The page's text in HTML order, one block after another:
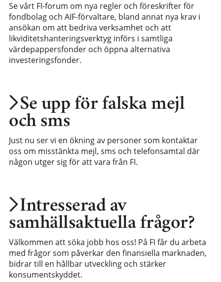
Intresserad av
samhällsaktuella frågor?
Välkommen att söka jobb hos oss! På FI får du arbeta
med frågor som påverkar den finansiella marknaden,
bidrar till en hållbar utveckling och stärker
konsumentskyddet.
Se upp för falska mejl
och sms
Just nu ser vi en ökning av personer som kontaktar
oss om misstänkta mejl, sms och telefonsamtal där
någon utger sig för att vara från FI.
Se vårt FI-forum om nya regler och föreskrifter för
fondbolag och AIF-förvaltare, bland annat nya krav i
ansökan om att bedriva verksamhet och att
likviditetshanteringsverktyg införs i samtliga
värdepappersfonder och öppna alternativa
investeringsfonder.